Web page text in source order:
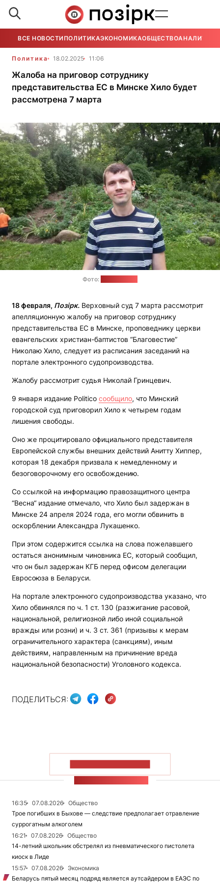
ВСЕ НОВОСТИ ПОЛИТИКАЭКОНОМИКАОБЩЕСТВОАНАЛИТИКА
Политика 18.02.2025 11:06
Жалоба на приговор сотруднику
представительства ЕС в Минске Хило будет
рассмотрена 7 марта
Фото:
18 февраля, Позірк. Верховный суд 7 марта рассмотрит
апелляционную жалобу на приговор сотруднику
представительства ЕС в Минске, проповеднику церкви
евангельских христиан-баптистов “Благовестие”
Николаю Хило, следует из расписания заседаний на
портале электронного судопроизводства.
Жалобу рассмотрит судья Николай Гринцевич.
9 января издание Politico сообщило, что Минский
городской суд приговорил Хило к четырем годам
лишения свободы.
Оно же процитировало официального представителя
Европейской службы внешних действий Анитту Хиппер,
которая 18 декабря призвала к немедленному и
безоговорочному его освобождению.
Со ссылкой на информацию правозащитного центра
“Весна“ издание отмечало, что Хило был задержан в
Минске 24 апреля 2024 года, его могли обвинить в
оскорблении Александра Лукашенко.
При этом содержится ссылка на слова пожелавшего
остаться анонимным чиновника ЕС, который сообщил,
что он был задержан КГБ перед офисом делегации
Евросоюза в Беларуси.
На портале электронного судопроизводства указано, что
Хило обвинялся по ч. 1 ст. 130 (разжигание расовой,
национальной, религиозной либо иной социальной
вражды или розни) и ч. 3 ст. 361 (призывы к мерам
ограничительного характера (санкциям), иным
действиям, направленным на причинение вреда
национальной безопасности) Уголовного кодекса.
ПОДЕЛИТЬСЯ:
16:35 07.08.2026
Общество
Трое погибших в Быхове — следствие предполагает отравление
суррогатным алкоголем
16:21
07.08.2026
Общество
14-летний школьник обстрелял из пневматического пистолета
киоск в Лиде
15:57
07.08.2026
Экономика
Беларусь пятый месяц подряд является аутсайдером в ЕАЭС по